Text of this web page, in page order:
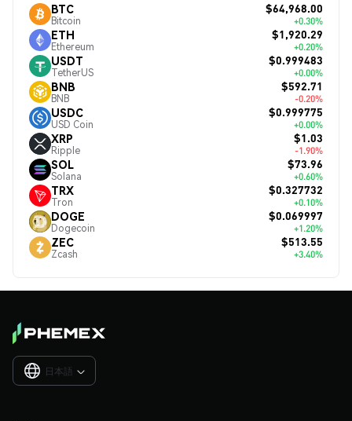
BTC
Bitcoin
$64,968.00
+0.30%
ETH
Ethereum
$1,920.29
+0.20%
USDT
TetherUS
$0.999483
+0.00%
BNB
BNB
$592.71
-0.20%
USDC
USD Coin
$0.999775
+0.00%
XRP
Ripple
$1.03
-1.90%
SOL
Solana
$73.96
+0.60%
TRX
Tron
$0.327732
+0.10%
DOGE
Dogecoin
$0.069997
+1.20%
ZEC
Zcash
$513.55
+3.40%
日本語 